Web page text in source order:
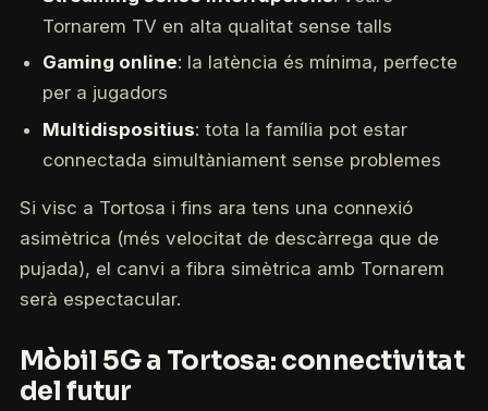
Tornarem TV en alta qualitat sense talls
Gaming online: la latència és mínima, perfecte
per a jugadors
Multidispositius: tota la família pot estar
connectada simultàniament sense problemes
Si visc a Tortosa i fins ara tens una connexió
asimètrica (més velocitat de descàrrega que de
pujada), el canvi a fibra simètrica amb Tornarem
serà espectacular.
Mòbil 5G a Tortosa: connectivitat
del futur